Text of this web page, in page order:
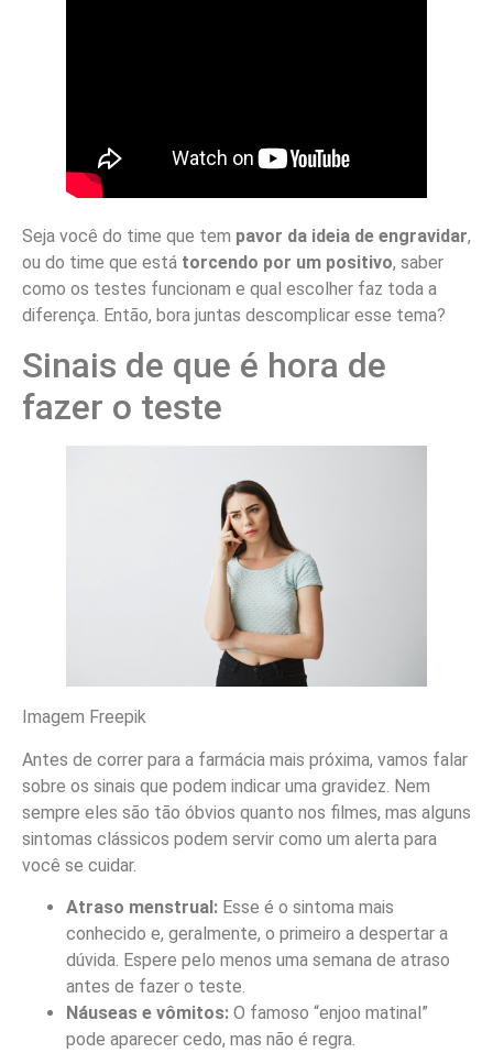
Seja você do time que tem pavor da ideia de engravidar,
ou do time que está torcendo por um positivo, saber
como os testes funcionam e qual escolher faz toda a
diferença. Então, bora juntas descomplicar esse tema?
Sinais de que é hora de
fazer o teste
Imagem Freepik
Antes de correr para a farmácia mais próxima, vamos falar
sobre os sinais que podem indicar uma gravidez. Nem
sempre eles são tão óbvios quanto nos filmes, mas alguns
sintomas clássicos podem servir como um alerta para
você se cuidar.
Atraso menstrual: Esse é o sintoma mais
conhecido e, geralmente, o primeiro a despertar a
dúvida. Espere pelo menos uma semana de atraso
antes de fazer o teste.
Náuseas e vômitos: O famoso “enjoo matinal”
pode aparecer cedo, mas não é regra.